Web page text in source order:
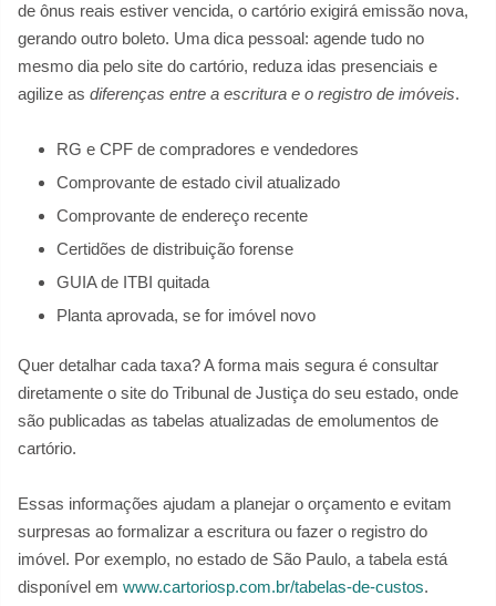
de ônus reais estiver vencida, o cartório exigirá emissão nova,
gerando outro boleto. Uma dica pessoal: agende tudo no
mesmo dia pelo site do cartório, reduza idas presenciais e
agilize as diferenças entre a escritura e o registro de imóveis.
RG e CPF de compradores e vendedores
Comprovante de estado civil atualizado
Comprovante de endereço recente
Certidões de distribuição forense
GUIA de ITBI quitada
Planta aprovada, se for imóvel novo
Quer detalhar cada taxa? A forma mais segura é consultar
diretamente o site do Tribunal de Justiça do seu estado, onde
são publicadas as tabelas atualizadas de emolumentos de
cartório.
Essas informações ajudam a planejar o orçamento e evitam
surpresas ao formalizar a escritura ou fazer o registro do
imóvel. Por exemplo, no estado de São Paulo, a tabela está
disponível em www.cartoriosp.com.br/tabelas-de-custos.